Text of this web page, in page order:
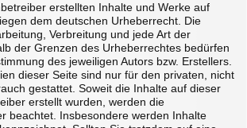
erstellten Inhalte und Werke auf
dem deutschen Urheberrecht. Die
Verbreitung und jede Art der
der Grenzen des Urheberrechtes bedürfen
des jeweiligen Autors bzw. Erstellers.
dieser Seite sind nur für den privaten, nicht
gestattet. Soweit die Inhalte auf dieser
erstellt wurden, werden die
beachtet. Insbesondere werden Inhalte